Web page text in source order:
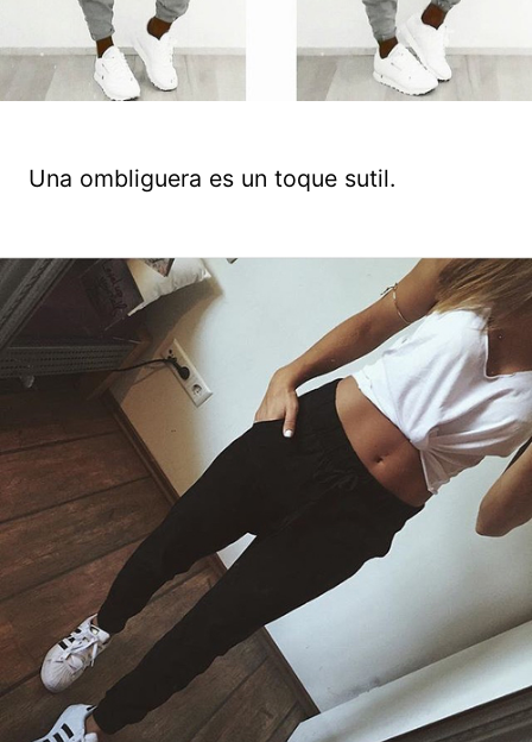
Una ombliguera es un toque sutil.